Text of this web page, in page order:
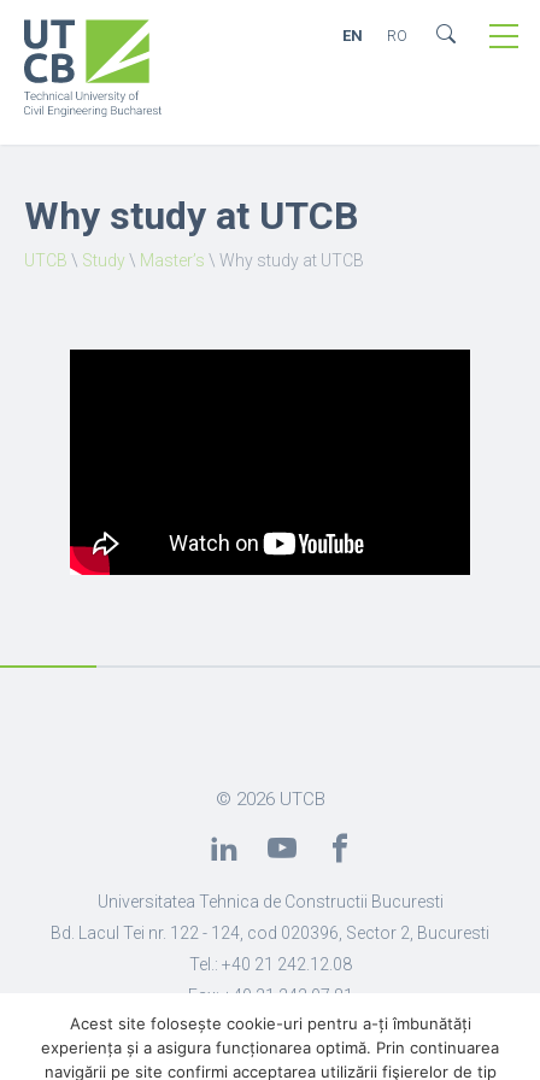
EN RO
Why study at UTCB
UTCB \ Study\ Master’s \ Why study at UTCB
© 2026 UTCB
Universitatea Tehnica de Constructii Bucuresti
Bd. Lacul Tei nr. 122 - 124, cod 020396, Sector 2, Bucuresti
Tel.: +40 21 242.12.08
Fax: +40 21 242.07.81
Email: secretariat@utcb.ro
Designed by Live Design
Acest site folosește cookie-uri pentru a-ți îmbunătăți
experiența și a asigura funcționarea optimă. Prin continuarea
navigării pe site confirmi acceptarea utilizării fişierelor de tip